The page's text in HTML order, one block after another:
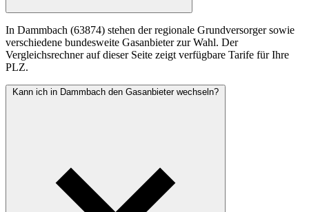
In Dammbach (63874) stehen der regionale Grundversorger sowie
verschiedene bundesweite Gasanbieter zur Wahl. Der
Vergleichsrechner auf dieser Seite zeigt verfügbare Tarife für Ihre
PLZ.
Kann ich in Dammbach den Gasanbieter wechseln?